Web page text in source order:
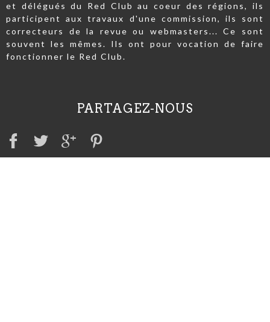
et délégués du Red Club au coeur des régions, ils
participent aux travaux d'une commission, ils sont
correcteurs de la revue ou webmasters... Ce sont
souvent les mêmes. Ils ont pour vocation de faire
fonctionner le Red Club.
PARTAGEZ-NOUS